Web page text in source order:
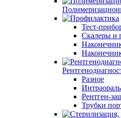
Тест-
Скалеры и
Разное
Рентген-
Трубки